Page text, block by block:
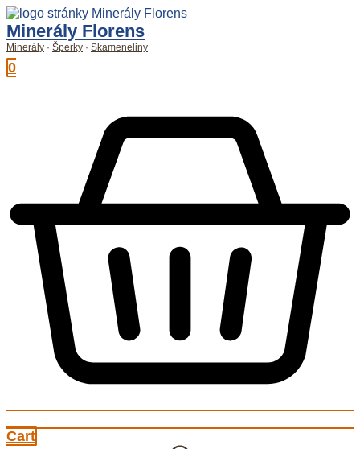
Preskočiť
na
obsah
Minerály Florens
Minerály · Šperky · Skameneliny
0
Cart